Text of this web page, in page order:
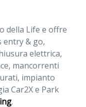
della Life e offre
entry & go,
elettrica,
mancorrenti
impianto
Car2X e Park
.